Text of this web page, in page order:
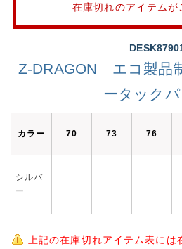
在庫切れのアイテムが
Z-DRAGON エコ製品
ータック
カラー 70 73 76
シルバ
ー
上記の在庫切れアイテム表に